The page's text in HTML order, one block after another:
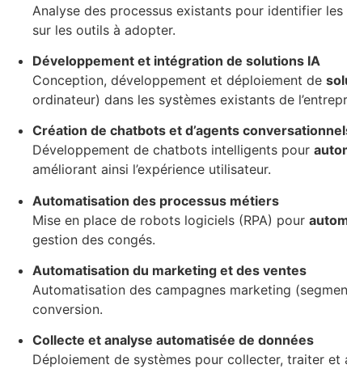
Analyse des processus existants pour identifier
sur les outils à adopter.
Développement et intégration de solutions IA
Conception, développement et déploiement de
ordinateur) dans les systèmes existants de
Création de chatbots et d’agents
Développement de chatbots intelligents pour
améliorant ainsi l’expérience utilisateur.
Automatisation des processus métiers
Mise en place de robots logiciels (RPA) pour
gestion des congés.
Automatisation du marketing et des ventes
Automatisation des campagnes marketing
conversion.
Collecte et analyse automatisée de données
Déploiement de systèmes pour collecter, traiter et